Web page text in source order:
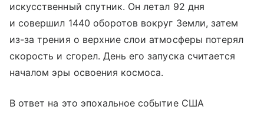
искусственный спутник. Он летал 92 дня
и совершил 1440 оборотов вокруг Земли, затем
из-за трения о верхние слои атмосферы потерял
скорость и сгорел. День его запуска считается
началом эры освоения космоса.
В ответ на это эпохальное событие США